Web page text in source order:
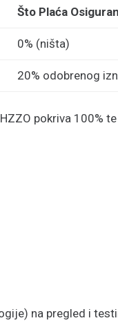
Što Plaća
0% (ništa)
20% odobrenog
pokriva 100%
na pregled i